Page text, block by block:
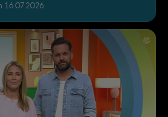
16.07.2026